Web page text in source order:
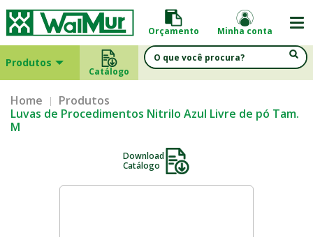
Orçamento Minha conta
Produtos
Catálogo
Home
Produtos
Luvas de Procedimentos Nitrilo Azul Livre de pó Tam.
M
Download
Catálogo